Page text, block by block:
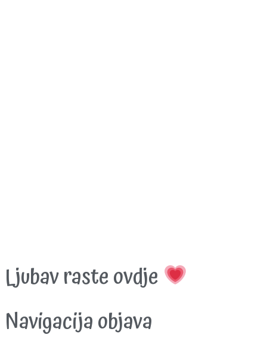
Ljubav raste ovdje
Navigacija objava